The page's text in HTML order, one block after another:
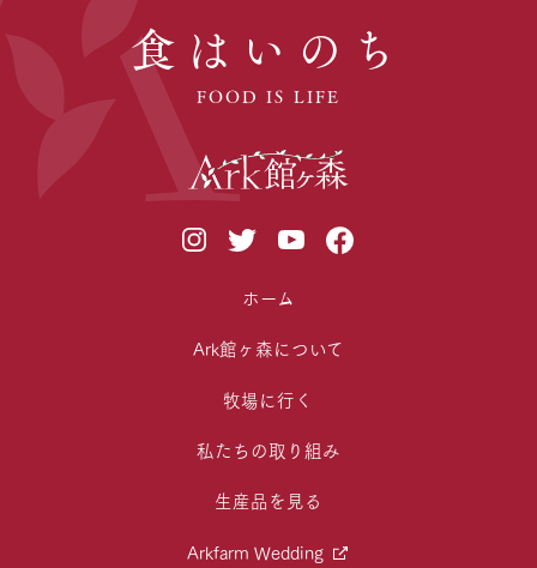
食はいのち
FOOD IS LIFE
ホーム
Ark館ヶ森について
牧場に行く
私たちの取り組み
生産品を見る
Arkfarm Wedding